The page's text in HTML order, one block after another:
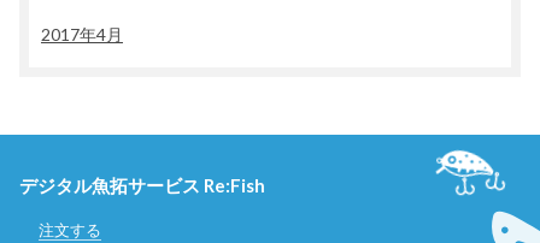
2017年4月
デジタル魚拓サービス Re:Fish
注文する